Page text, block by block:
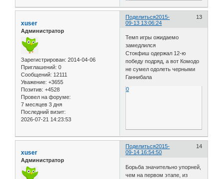
Поделиться 13
2015-
09-13 13:06:24
xuser
Администратор
Зарегистрирован: 2014-04-06
Приглашений: 0
Сообщений: 12111
Уважение: +3655
Позитив: +4528
Провел на форуме:
7 месяцев 3 дня
Последний визит:
2026-07-21 14:23:53
Темп игры ожидаемо
замедлился
Стокфиш одержал 12-ю
победу подряд, а вот Комодо
не сумел одолеть черными
Ганнибала
0
Поделиться 14
2015-
09-14 16:54:50
xuser
Администратор
Борьба значительно упорней,
чем на первом этапе, из